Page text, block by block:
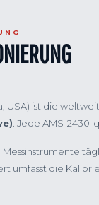
USA) ist die
. Jede AMS-
umfasst die